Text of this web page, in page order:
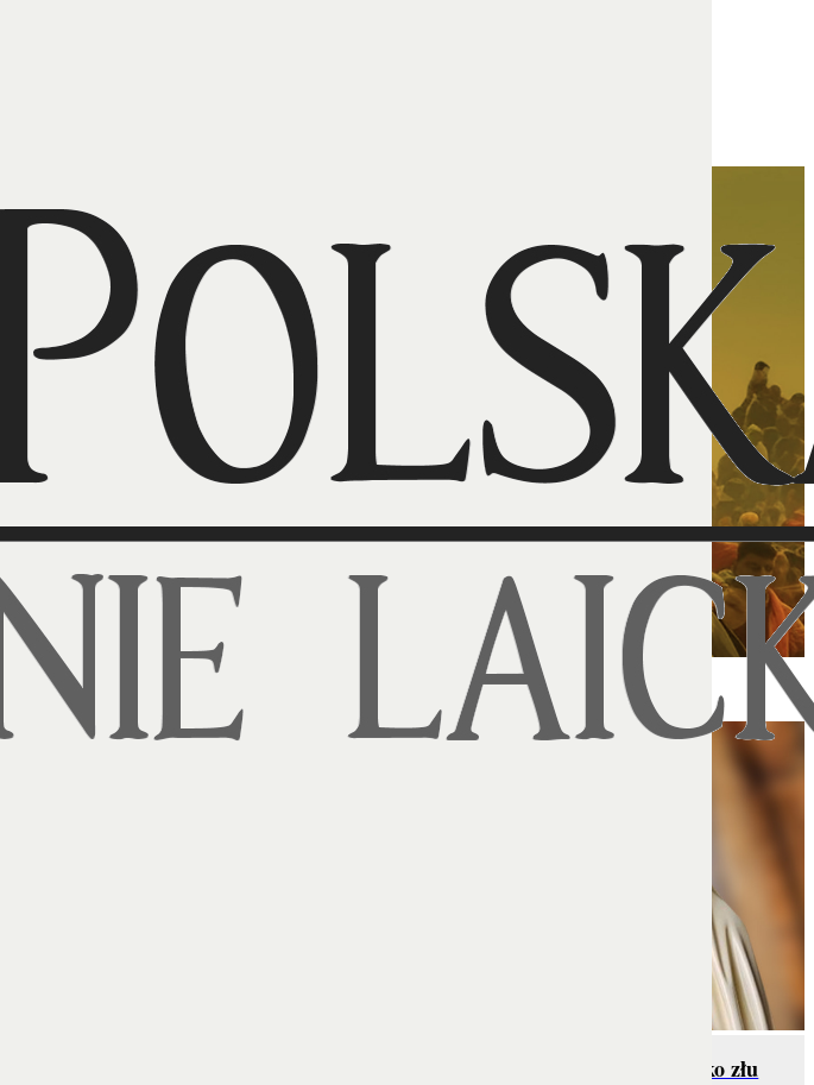
Tak, różaniec jest potężną bronią przeciwko złu